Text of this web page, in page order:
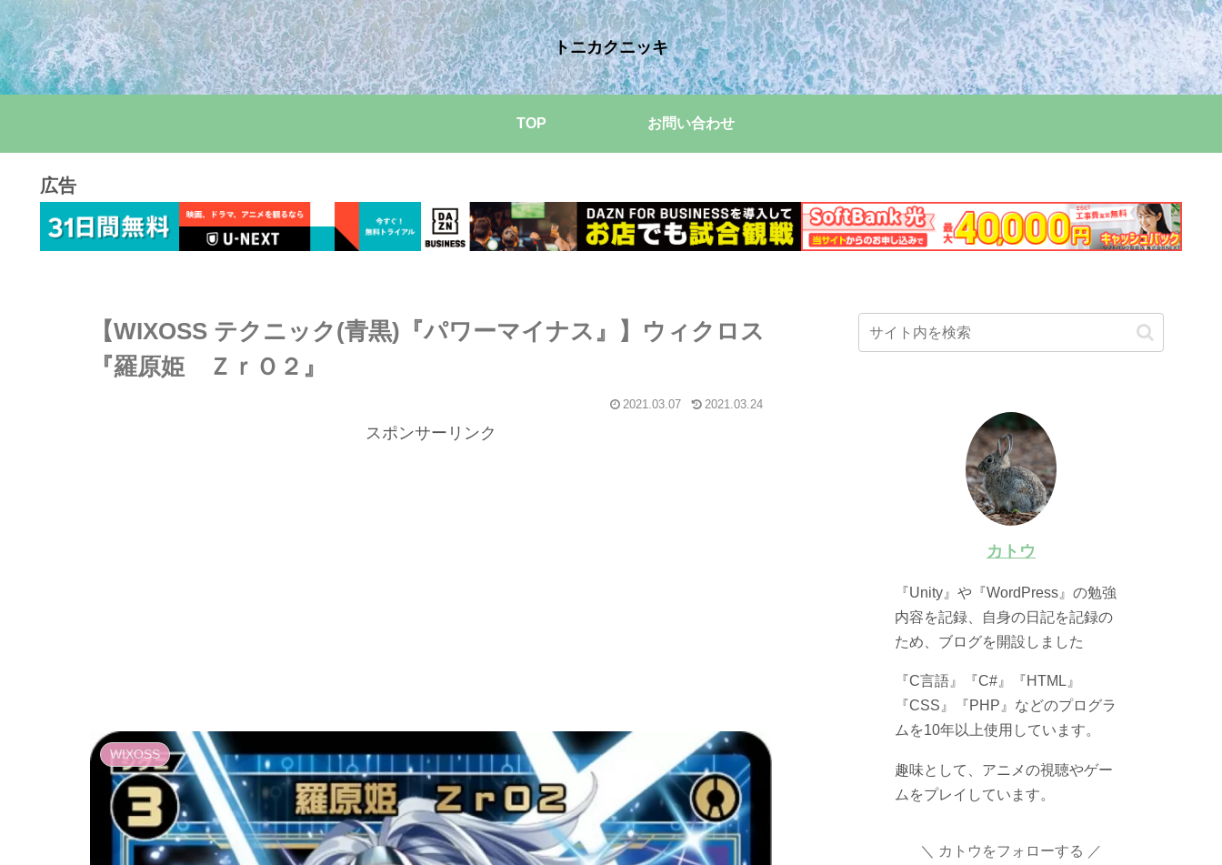
トニカクニッキ
TOP お問い合わせ
広告
【WIXOSS テクニック(青黒)『パワーマイナス』】ウィクロス
『羅原姫 ＺｒＯ２』
2021.03.07 2021.03.24
スポンサーリンク
WIXOSS
カトウ
『Unity』や『WordPress』の勉強
内容を記録、自身の日記を記録の
ため、ブログを開設しました
『C言語』『C#』『HTML』
『CSS』『PHP』などのプログラ
ムを10年以上使用しています。
趣味として、アニメの視聴やゲー
ムをプレイしています。
カトウをフォローする